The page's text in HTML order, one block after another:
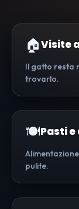
🏠Visite
Il gatto resta
trovarlo.
🍽️Pasti
pulite.